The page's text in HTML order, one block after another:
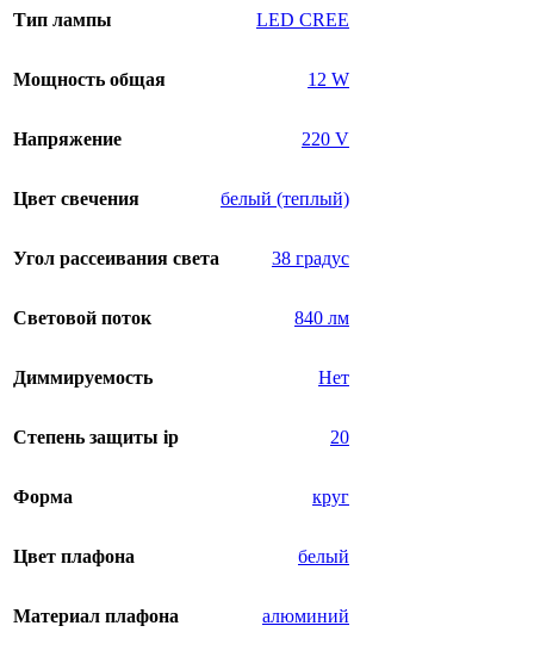
Тип лампы LED CREE
Мощность общая 12 W
Напряжение 220 V
Цвет свечения белый (теплый)
Угол рассеивания света 38 градус
Световой поток 840 лм
Диммируемость Нет
Степень защиты ip 20
Форма круг
Цвет плафона белый
Материал плафона алюминий